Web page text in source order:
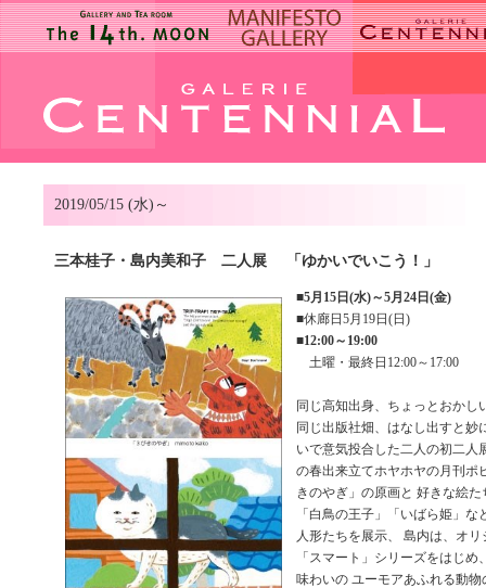
2019/05/15 (水)～
三本桂子・島内美和子 二人展 「ゆかいでいこう！」
■5月15日(水)～5月24日(金)
■休廊日5月19日(日)
■12:00～19:00
土曜・最終日12:00～17:00
同じ高知出身、ちょっとおかし
同じ出版社畑、はなし出すと妙
いで意気投合した二人の初二人
の春出来立てホヤホヤの月刊ポ
きのやぎ」の原画と 好きな絵
「白鳥の王子」「いばら姫」
人形たちを展示、 島内は、オ
「スマート」シリーズをはじ
味わいの ユーモアあふれる動